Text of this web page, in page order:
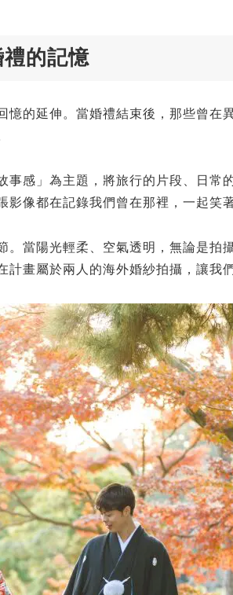
的記憶
憶的延伸。當婚禮結束後，那些曾在
事感」為主題，將旅行的片段、日常
影像都在記錄我們曾在那裡，一起笑
。當陽光輕柔、空氣透明，無論是拍
計畫屬於兩人的海外婚紗拍攝，讓我